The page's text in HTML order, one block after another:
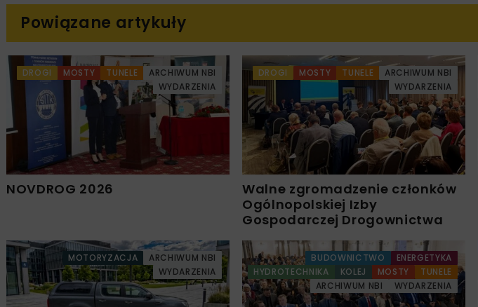
Powiązane artykuły
DROGI MOSTY TUNELE
ARCHIWUM NBI
WYDARZENIA
NOVDROG 2026
DROGI MOSTY TUNELE
ARCHIWUM NBI
WYDARZENIA
Walne zgromadzenie członków
Ogólnopolskiej Izby
Gospodarczej Drogownictwa
MOTORYZACJA
ARCHIWUM NBI
WYDARZENIA
BUDOWNICTWO
ENERGETYKA
HYDROTECHNIKA
KOLEJ MOSTY
TUNELE
ARCHIWUM NBI
WYDARZENIA